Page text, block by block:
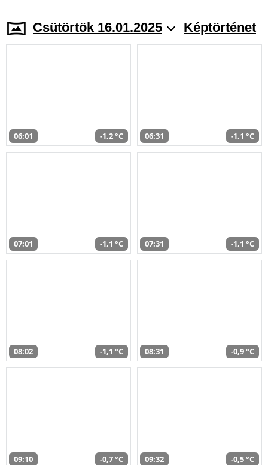
Csütörtök 16.01.2025 Képtörténet
06:01 -1,2 °C 06:31 -1,1 °C
07:01 -1,1 °C 07:31 -1,1 °C
08:02 -1,1 °C 08:31 -0,9 °C
09:10 -0,7 °C 09:32 -0,5 °C